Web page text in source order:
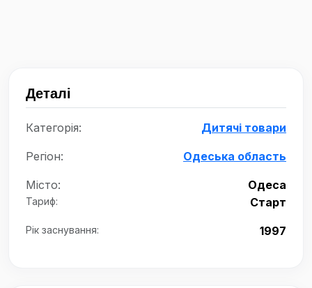
Деталі
Категорія: Дитячі товари
Регіон: Одеська область
Місто: Одеса
Тариф: Старт
Рік заснування: 1997